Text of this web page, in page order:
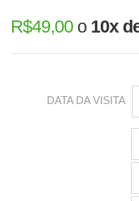
R$49,00 o 10x
DATA DA VISITA